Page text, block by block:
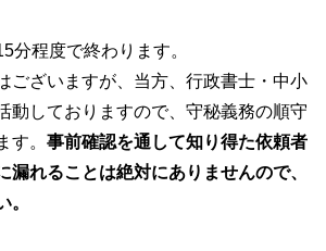
分程度で終わります。
ございますが、当方、行政書士・中小
動しておりますので、守秘義務の順守
す。 事前確認を通して知り得た依頼者
漏れることは絶対にありませんので、
。